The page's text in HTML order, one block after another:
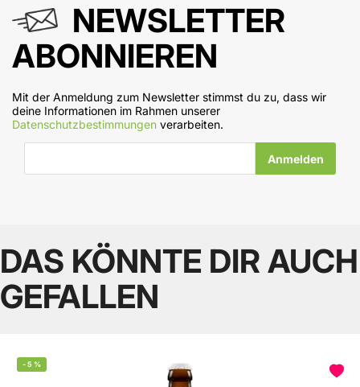
NEWSLETTER
ABONNIEREN
Mit der Anmeldung zum Newsletter stimmst du zu, dass wir
deine Informationen im Rahmen unserer
Datenschutzbestimmungen verarbeiten.
E-Mail-Adresse
DAS KÖNNTE DIR AUCH
GEFALLEN
-5 %